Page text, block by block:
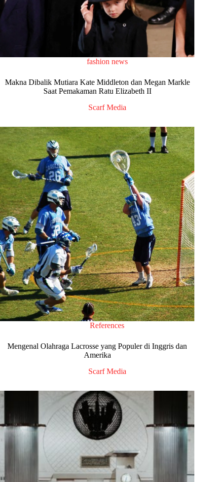
fashion news
Makna Dibalik Mutiara Kate Middleton dan Megan Markle
Saat Pemakaman Ratu Elizabeth II
Scarf Media
References
Mengenal Olahraga Lacrosse yang Populer di Inggris dan
Amerika
Scarf Media